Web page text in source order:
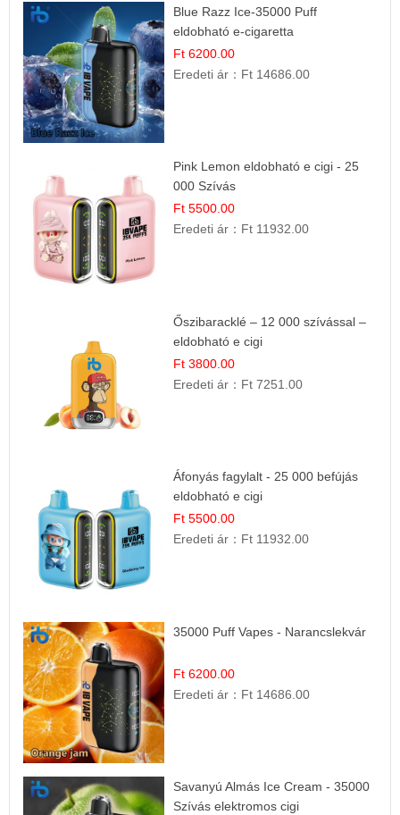
Blue Razz Ice-35000 Puff
eldobható e-cigaretta
Ft 6200.00
Eredeti ár： Ft 14686.00
Pink Lemon eldobható e cigi - 25
000 Szívás
Ft 5500.00
Eredeti ár： Ft 11932.00
Őszibaracklé – 12 000 szívással –
eldobható e cigi
Ft 3800.00
Eredeti ár： Ft 7251.00
Áfonyás fagylalt - 25 000 befújás
eldobható e cigi
Ft 5500.00
Eredeti ár： Ft 11932.00
35000 Puff Vapes - Narancslekvár
Ft 6200.00
Eredeti ár： Ft 14686.00
Savanyú Almás Ice Cream - 35000
Szívás elektromos cigi